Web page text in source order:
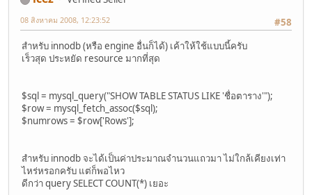
#58
08 สิงหาคม 2008, 12:23:52
สำหรับ innodb (หรือ engine อื่นก็ได้) เค้าให้ใช้แบบนี้ครับ
เร็วสุด ประหยัด resource มากที่สุด
$sql = mysql_query("SHOW TABLE STATUS LIKE 'ชื่อตาราง'");
$row = mysql_fetch_assoc($sql);
$numrows = $row['Rows'];
สำหรับ innodb จะได้เป็นค่าประมาณจำนวนแถวมา ไม่ใกล้เคียงเท่า
ไหร่หรอกครับ แต่ก็พอไหว
ดีกว่า query SELECT COUNT(*) เยอะ